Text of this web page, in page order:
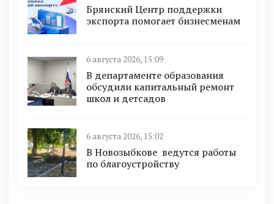
Брянский Центр поддержки
экспорта помогает бизнесменам
6 августа 2026, 15:09
В департаменте образования
обсудили капитальный ремонт
школ и детсадов
6 августа 2026, 15:02
В Новозыбкове ведутся работы
по благоустройству